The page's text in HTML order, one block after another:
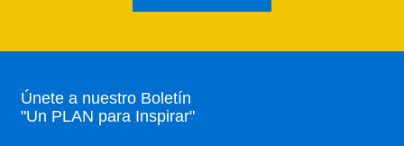
Únete a nuestro Boletín
"Un PLAN para Inspirar"